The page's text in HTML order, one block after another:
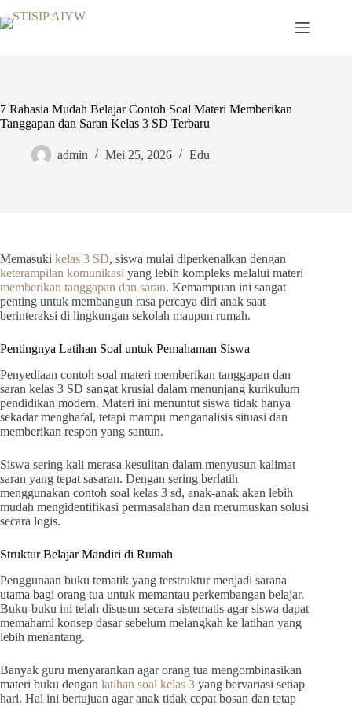
to
7 Rahasia Mudah Belajar Contoh Soal Materi Memberikan
Tanggapan dan Saran Kelas 3 SD Terbaru
admin Mei 25, 2026 Edu
Memasuki kelas 3 SD, siswa mulai diperkenalkan dengan
keterampilan komunikasi yang lebih kompleks melalui materi
memberikan tanggapan dan saran. Kemampuan ini sangat
penting untuk membangun rasa percaya diri anak saat
berinteraksi di lingkungan sekolah maupun rumah.
Pentingnya Latihan Soal untuk Pemahaman Siswa
Penyediaan contoh soal materi memberikan tanggapan dan
saran kelas 3 SD sangat krusial dalam menunjang kurikulum
pendidikan modern. Materi ini menuntut siswa tidak hanya
sekadar menghafal, tetapi mampu menganalisis situasi dan
memberikan respon yang santun.
Siswa sering kali merasa kesulitan dalam menyusun kalimat
saran yang tepat sasaran. Dengan sering berlatih
menggunakan contoh soal kelas 3 sd, anak-anak akan lebih
mudah mengidentifikasi permasalahan dan merumuskan solusi
secara logis.
Struktur Belajar Mandiri di Rumah
Penggunaan buku tematik yang terstruktur menjadi sarana
utama bagi orang tua untuk memantau perkembangan belajar.
Buku-buku ini telah disusun secara sistematis agar siswa dapat
memahami konsep dasar sebelum melangkah ke latihan yang
lebih menantang.
Banyak guru menyarankan agar orang tua mengombinasikan
materi buku dengan latihan soal kelas 3 yang bervariasi setiap
hari. Hal ini bertujuan agar anak tidak cepat bosan dan tetap